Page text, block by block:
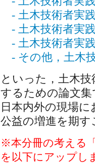
- 土木技術者実
- 土木技術者実
- 土木技術者実
- その他，土木
といった，土木
するための論文
日本内外の現場
公益の増進を期
※本分冊の考える
を以下にアップし